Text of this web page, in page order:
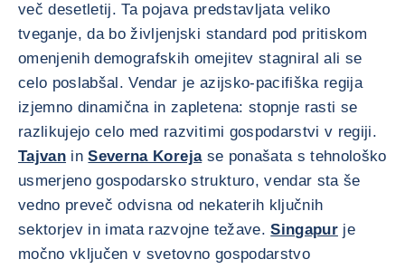
več desetletij. Ta pojava predstavljata veliko
tveganje, da bo življenjski standard pod pritiskom
omenjenih demografskih omejitev stagniral ali se
celo poslabšal. Vendar je azijsko-pacifiška regija
izjemno dinamična in zapletena: stopnje rasti se
razlikujejo celo med razvitimi gospodarstvi v regiji.
Tajvan inSeverna Korejase ponašata s tehnološko
usmerjeno gospodarsko strukturo, vendar sta še
vedno preveč odvisna od nekaterih ključnih
sektorjev in imata razvojne težave.Singapurje
močno vključen v svetovno gospodarstvo